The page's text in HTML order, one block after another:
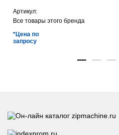
Артикул:
Все товары этого бренда
*Цена по
запросу